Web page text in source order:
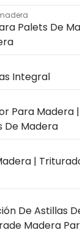
Palets De
Integral
Para Madera
De Madera
|
De Astillas
Madera